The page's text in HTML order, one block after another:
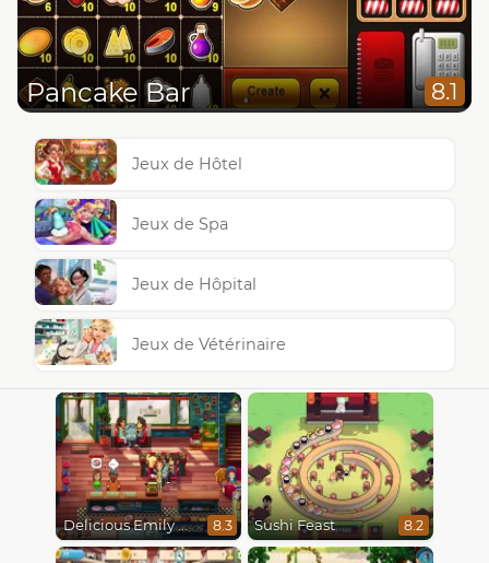
Pancake Bar 8.1
Jeux de Hôtel
Jeux de Spa
Jeux de Hôpital
Jeux de Vétérinaire
Delicious Emily New Beginning 8.3 Sushi Feast 8.2